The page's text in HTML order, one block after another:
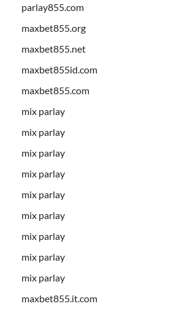
parlay855.com
maxbet855.org
maxbet855.net
maxbet855id.com
maxbet855.com
mix parlay
mix parlay
mix parlay
mix parlay
mix parlay
mix parlay
mix parlay
mix parlay
mix parlay
maxbet855.it.com